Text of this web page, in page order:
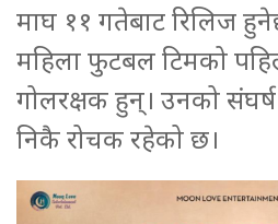
माघ ११ गतेबाट रिलिज
महिला फुटबल टिमको
गोलरक्षक हुन्। उनको
निकै रोचक रहेको छ।